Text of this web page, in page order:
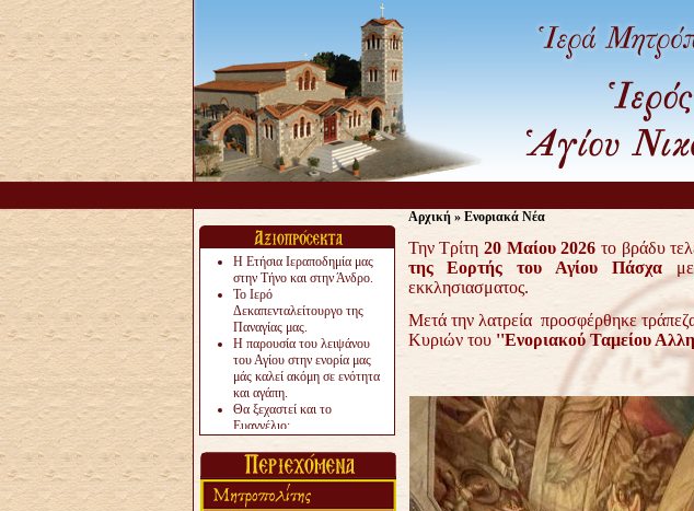
Η Ετήσια Ιεραποδημία μας
στην Τήνο και στην Άνδρο.
Το Ιερό
Δεκαπενταλείτουργο της
Παναγίας μας.
Η παρουσία του λειψάνου
του Αγίου στην ενορία μας
μάς καλεί ακόμη σε ενότητα
και αγάπη.
Θα ξεχαστεί και το
Ευαγγέλιο;
«πολύ αργά».
Ζητείται....
Αρχική» Ενοριακά Νέα
Την Τρίτη 20 Μαίου 2026 το βράδυ
της Εορτής του Αγίου Πάσχα
εκκλησιασματος.
Μετά την λατρεία προσφέρθηκε
Κυριών του ''Ενοριακού Ταμείου